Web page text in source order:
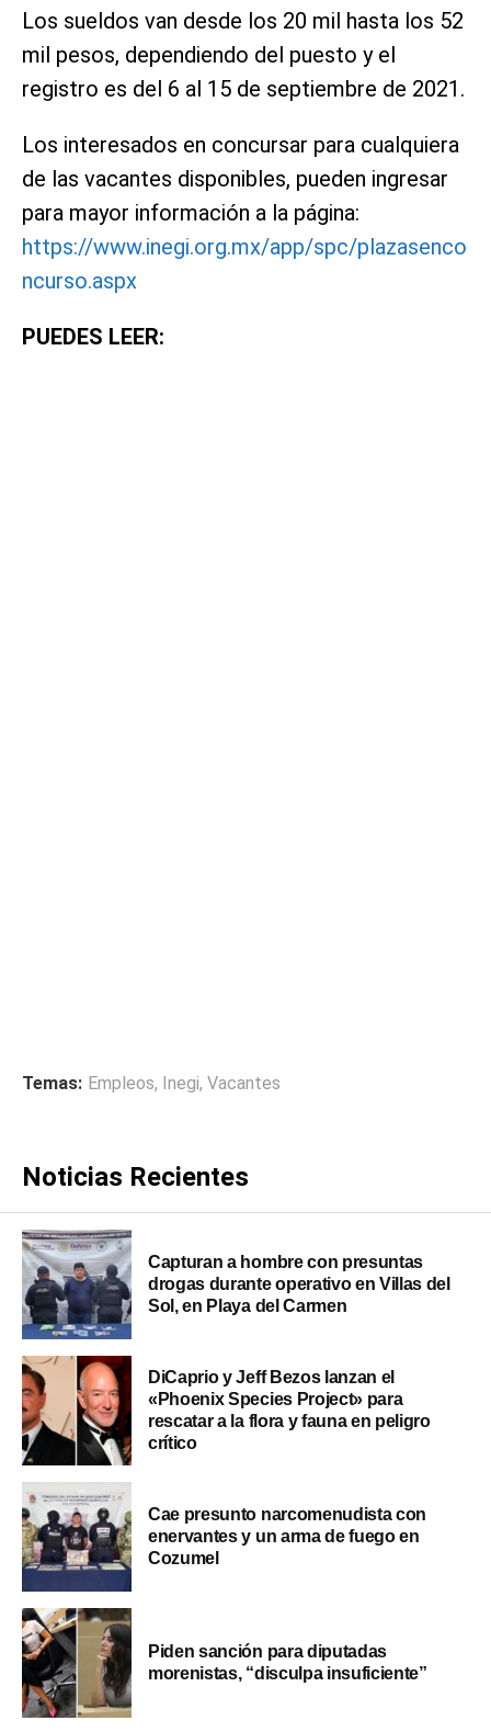
Los sueldos van desde los 20 mil hasta los 52
mil pesos, dependiendo del puesto y el
registro es del 6 al 15 de septiembre de 2021.
Los interesados en concursar para cualquiera
de las vacantes disponibles, pueden ingresar
para mayor información a la página:
https://www.inegi.org.mx/app/spc/plazasenco
ncurso.aspx
PUEDES LEER:
Temas: Empleos, Inegi, Vacantes
Noticias Recientes
Capturan a hombre con presuntas
drogas durante operativo en Villas del
Sol, en Playa del Carmen
DiCaprio y Jeff Bezos lanzan el
«Phoenix Species Project» para
rescatar a la flora y fauna en peligro
crítico
Cae presunto narcomenudista con
enervantes y un arma de fuego en
Cozumel
Piden sanción para diputadas
morenistas, “disculpa insuficiente”